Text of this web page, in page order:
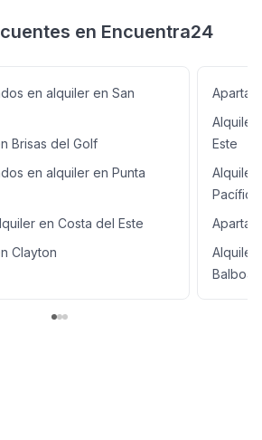
en Encuentra24
en alquiler en San
Brisas del Golf
en alquiler en Punta
en Costa del Este
Clayton
Este
Alquiler
Pacífica
Balboa